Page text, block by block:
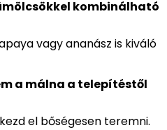
kombinálható
vagy ananász is kiváló
a málna a telepítéstől
el bőségesen teremni.